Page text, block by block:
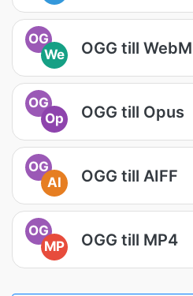
OG
We
OGG till WebM
OG
Op
OGG till Opus
OG
AI
OGG till AIFF
OG
MP
OGG till MP4